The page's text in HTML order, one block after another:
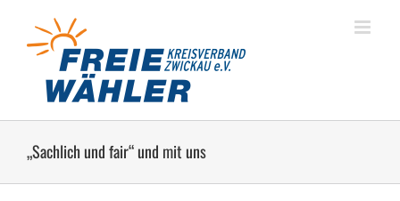
springen
„Sachlich und fair“ und mit uns